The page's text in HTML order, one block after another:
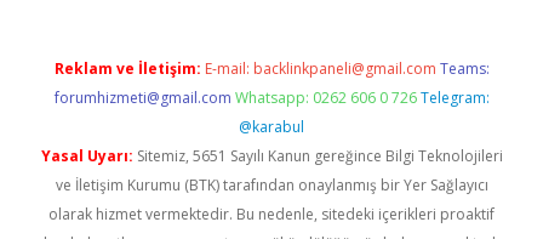
Reklam ve İletişim: E-mail: backlinkpaneli@gmail.com Teams:
forumhizmeti@gmail.com Whatsapp: 0262 606 0 726 Telegram:
@karabul
Yasal Uyarı: Sitemiz, 5651 Sayılı Kanun gereğince Bilgi Teknolojileri
ve İletişim Kurumu (BTK) tarafından onaylanmış bir Yer Sağlayıcı
olarak hizmet vermektedir. Bu nedenle, sitedeki içerikleri proaktif